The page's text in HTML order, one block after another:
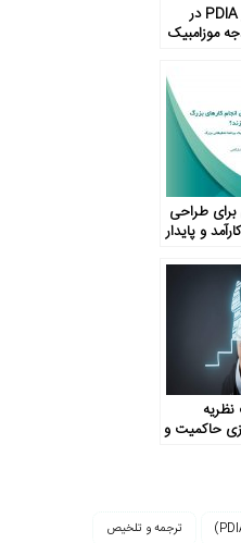
استفاده از PDIA در
موزامبیک
برای طراحی
و پایدار
حاکمیت و
ترجمه و تلخیص